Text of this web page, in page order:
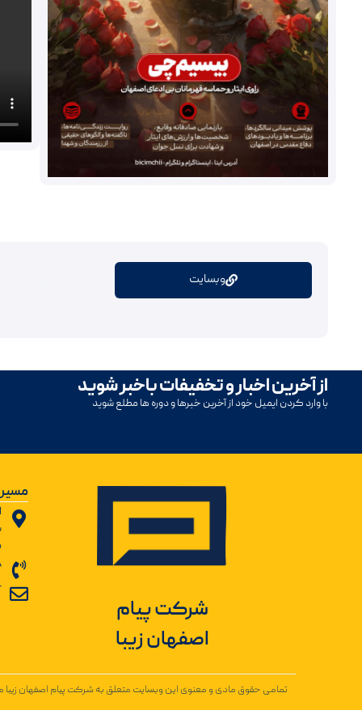
وبسایت
از آخرین اخبار و تخفیفات باخبر شوید
با وارد کردن ایمیل خود از آخرین خبرها و دوره ها مطلع شوید
شرکت پیام
اصفهان زیبا
تمامی حقوق مادی و معنوی این وبسایت متعلق به شرکت پیام اصفهان زیبا